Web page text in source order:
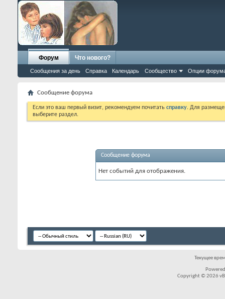
Форум
Сообщения за день Справка Календарь Сообщество Опции
Что нового?
Сообщение форума
Если это ваш первый визит, рекомендуем почитать справку. Для
выберите раздел.
Сообщение форума
Нет событий для отображения.
Текущее
Copyright © 2026